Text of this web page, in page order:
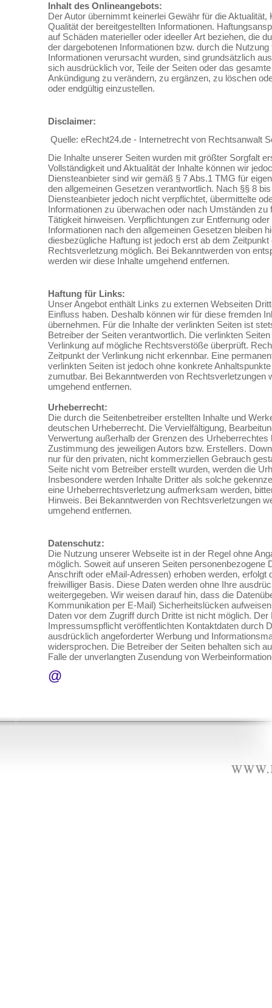
Inhalt des Onlineangebots:
Der Autor übernimmt keinerlei Gewähr für die Aktualität,
Qualität der bereitgestellten Informationen.
auf Schäden materieller oder ideeller Art beziehen, die
der dargebotenen Informationen bzw. durch die
Informationen verursacht wurden, sind grundsätzlich
sich ausdrücklich vor, Teile der Seiten oder das
Ankündigung zu verändern, zu ergänzen, zu löschen
oder endgültig einzustellen.
Disclaimer:
Quelle: eRecht24.de - Internetrecht von Rechtsanwalt
Die Inhalte unserer Seiten wurden mit größter Sorgfalt
Vollständigkeit und Aktualität der Inhalte können wir
Diensteanbieter sind wir gemäß § 7 Abs.1 TMG für
den allgemeinen Gesetzen verantwortlich. Nach §§ 8
Diensteanbieter jedoch nicht verpflichtet, übermittelte
Informationen zu überwachen oder nach Umständen
Tätigkeit hinweisen. Verpflichtungen zur Entfernung
Informationen nach den allgemeinen Gesetzen bleiben
diesbezügliche Haftung ist jedoch erst ab dem
Rechtsverletzung möglich. Bei Bekanntwerden von
werden wir diese Inhalte umgehend entfernen.
Haftung für Links:
Unser Angebot enthält Links zu externen Webseiten
Einfluss haben. Deshalb können wir für diese fremden
übernehmen. Für die Inhalte der verlinkten Seiten ist
Betreiber der Seiten verantwortlich. Die verlinkten
Verlinkung auf mögliche Rechtsverstöße überprüft.
Zeitpunkt der Verlinkung nicht erkennbar. Eine
verlinkten Seiten ist jedoch ohne konkrete
zumutbar. Bei Bekanntwerden von Rechtsverletzungen
umgehend entfernen.
Urheberrecht:
Die durch die Seitenbetreiber erstellten Inhalte und
deutschen Urheberrecht. Die Vervielfältigung,
Verwertung außerhalb der Grenzen des
Zustimmung des jeweiligen Autors bzw. Erstellers.
nur für den privaten, nicht kommerziellen Gebrauch
Seite nicht vom Betreiber erstellt wurden, werden die
Insbesondere werden Inhalte Dritter als solche
eine Urheberrechtsverletzung aufmerksam werden,
Hinweis. Bei Bekanntwerden von Rechtsverletzungen
umgehend entfernen.
Datenschutz:
Die Nutzung unserer Webseite ist in der Regel ohne
möglich. Soweit auf unseren Seiten personenbezogene
Anschrift oder eMail-Adressen) erhoben werden, erfolgt
freiwilliger Basis. Diese Daten werden ohne Ihre
weitergegeben. Wir weisen darauf hin, dass die
Kommunikation per E-Mail) Sicherheitslücken
Daten vor dem Zugriff durch Dritte ist nicht möglich.
Impressumspflicht veröffentlichten Kontaktdaten durch
ausdrücklich angeforderter Werbung und
widersprochen. Die Betreiber der Seiten behalten sich
Falle der unverlangten Zusendung von
@